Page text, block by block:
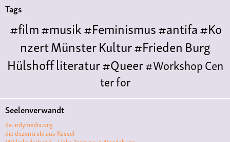
Tags
#film#musik#Feminismus#antifa#Ko
nzertMünsterKultur#FriedenBurg
Hülshoffliteratur#Queer#WorkshopCen
ter for
LiteraturePolyamoriePolytreff#liveKonzert
Polyamorietreff
MonogamieCNM
Seelenverwandt
de.indymedia.org
die dezentrale aus Kassel